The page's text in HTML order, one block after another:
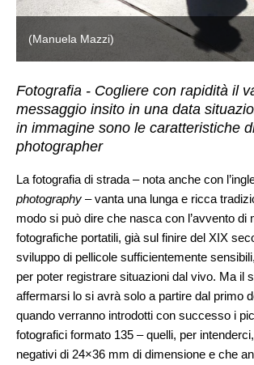
(Manuela Mazzi)
Fotografia - Cogliere con rapidità il
messaggio insito in una data
in immagine sono le caratteristiche
photographer
La fotografia di strada – nota anche con
photography – vanta una lunga e ricca
modo si può dire che nasca con l’avvento di
fotografiche portatili, già sul finire del XIX
sviluppo di pellicole sufficientemente
per poter registrare situazioni dal vivo. Ma il
affermarsi lo si avrà solo a partire dal primo
quando verranno introdotti con successo i
fotografici formato 135 – quelli, per
negativi di 24×36 mm di dimensione e che